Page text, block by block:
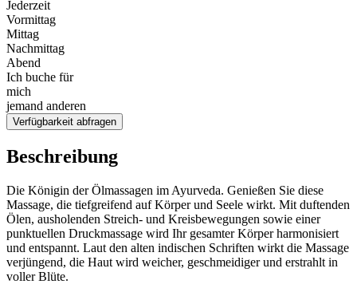
Jederzeit
Vormittag
Mittag
Nachmittag
Abend
Ich buche für
mich
jemand anderen
Verfügbarkeit abfragen
Beschreibung
Die Königin der Ölmassagen im Ayurveda. Genießen Sie diese
Massage, die tiefgreifend auf Körper und Seele wirkt. Mit duftenden
Ölen, ausholenden Streich- und Kreisbewegungen sowie einer
punktuellen Druckmassage wird Ihr gesamter Körper harmonisiert
und entspannt. Laut den alten indischen Schriften wirkt die Massage
verjüngend, die Haut wird weicher, geschmeidiger und erstrahlt in
voller Blüte.